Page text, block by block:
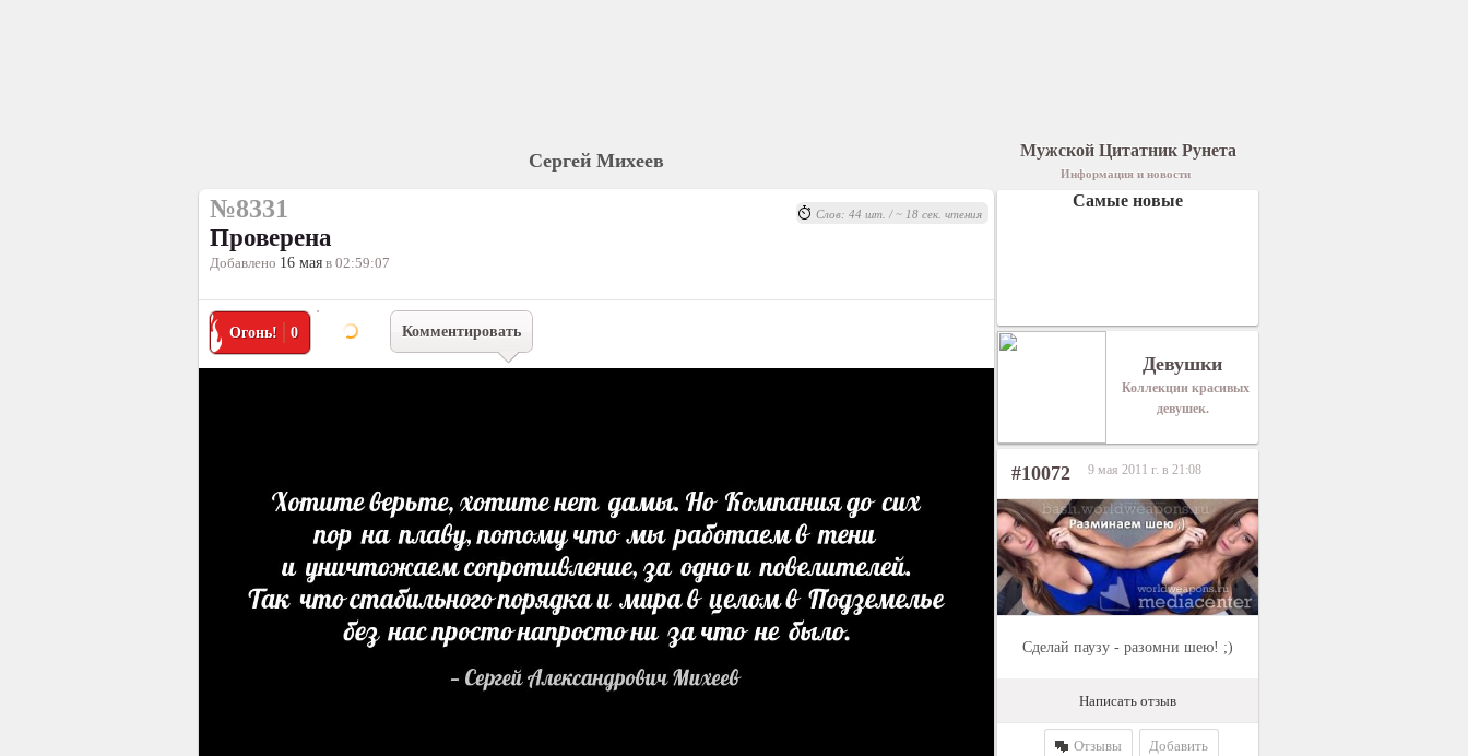
Сергей Михеев
№8331
Проверена
Добавлено 16 мая в 02:59:07
Огонь! 0 Комментировать
Слов: 44 шт. / ~ 18 сек. чтения
Мужской Цитатник Рунета
Информация и новости
Самые новые
Девушки
Коллекции красивых
девушек.
#10072 9 мая 2011 г. в 21:08
Сделай паузу - разомни шею! ;)
Написать отзыв
Отзывы Добавить